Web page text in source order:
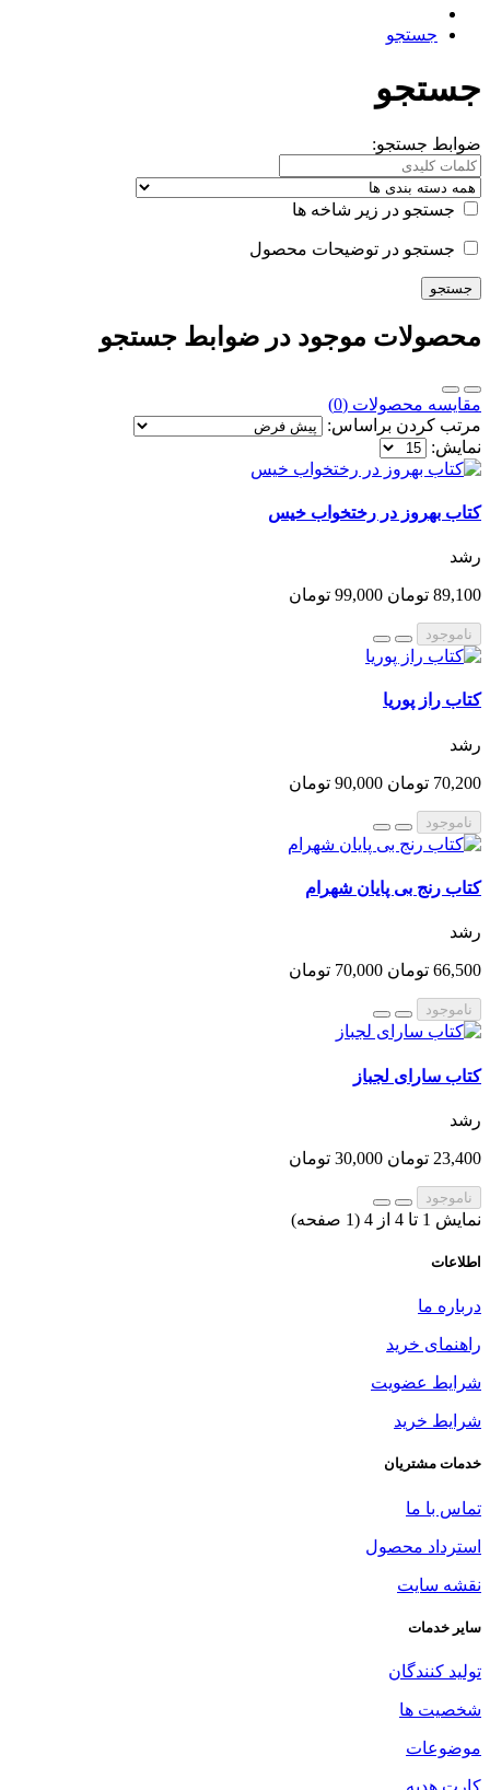
جستجو
جستجو
ضوابط جستجو:
جستجو در زیر شاخه ها
جستجو در توضیحات محصول
محصولات موجود در ضوابط جستجو
مقایسه محصولات (0)
مرتب کردن براساس:
نمایش:
کتاب بهروز در رختخواب خیس
رشد
89,100 تومان 99,000 تومان
ناموجود
کتاب راز پوریا
رشد
70,200 تومان 90,000 تومان
ناموجود
کتاب رنج بی پایان شهرام
رشد
66,500 تومان 70,000 تومان
ناموجود
کتاب سارای لجباز
رشد
23,400 تومان 30,000 تومان
ناموجود
نمایش 1 تا 4 از 4 (1 صفحه)
اطلاعات
درباره ما
راهنمای خرید
شرایط عضویت
شرایط خرید
خدمات مشتریان
تماس با ما
استرداد محصول
نقشه سایت
سایر خدمات
تولید کنندگان
شخصیت ها
موضوعات
کارت هدیه